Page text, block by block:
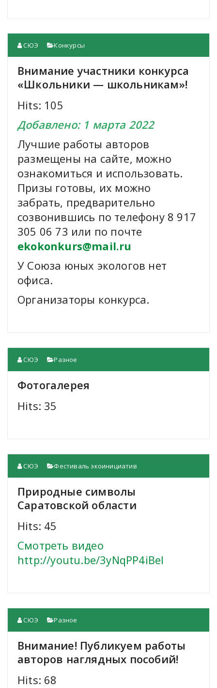
СЮЭ Конкурсы
Внимание участники конкурса
«Школьники — школьникам»!
Hits: 105
Добавлено: 1 марта 2022
Лучшие работы авторов
размещены на сайте, можно
ознакомиться и использовать.
Призы готовы, их можно
забрать, предварительно
созвонившись по телефону 8 917
305 06 73 или по почте
ekokonkurs@mail.ru
У Союза юных экологов нет
офиса.
Организаторы конкурса.
СЮЭ Разное
Фотогалерея
Hits: 35
СЮЭ Фестиваль экоинициатив
Природные символы
Саратовской области
Hits: 45
Смотреть видео
http://youtu.be/3yNqPP4iBeI
СЮЭ Разное
Внимание! Публикуем работы
авторов наглядных пособий!
Hits: 68